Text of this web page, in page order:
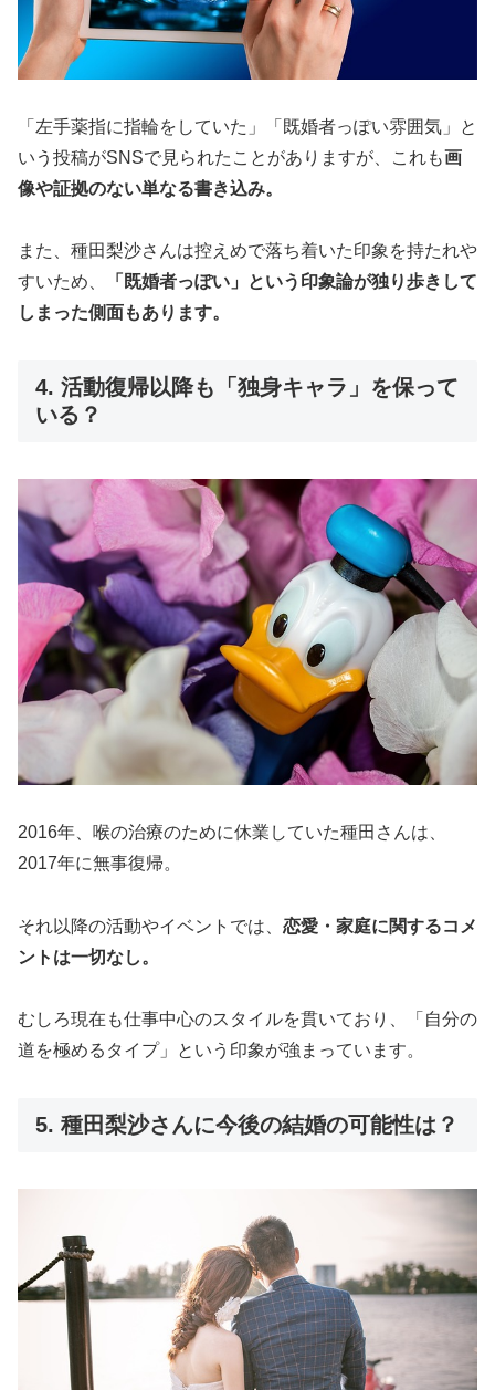
「左手薬指に指輪をしていた」「既婚者っぽい雰囲気」と
いう投稿がSNSで見られたことがありますが、これも画
像や証拠のない単なる書き込み。
また、種田梨沙さんは控えめで落ち着いた印象を持たれや
すいため、
「既婚者っぽい」という印象論が独り歩きして
しまった側面もあります。
4. 活動復帰以降も「独身キャラ」を保って
いる？
2016年、喉の治療のために休業していた種田さんは、
2017年に無事復帰。
それ以降の活動やイベントでは、 恋愛・家庭に関するコメ
ントは一切なし。
むしろ現在も仕事中心のスタイルを貫いており、「自分の
道を極めるタイプ」という印象が強まっています。
5. 種田梨沙さんに今後の結婚の可能性は？